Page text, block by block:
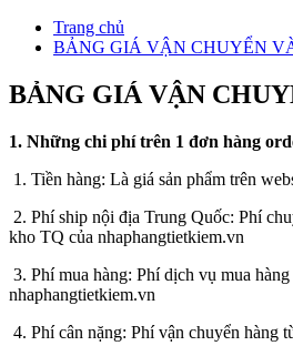
Trang chủ
BẢNG GIÁ VẬN CHUYỂN
BẢNG GIÁ VẬN
1. Những chi phí trên 1 đơn hàng
1. Tiền hàng: Là giá sản phẩm trên
2. Phí ship nội địa Trung Quốc: Phí
kho TQ của nhaphangtietkiem.vn
3. Phí mua hàng: Phí dịch vụ mua
nhaphangtietkiem.vn
4. Phí cân nặng: Phí vận chuyển hàng